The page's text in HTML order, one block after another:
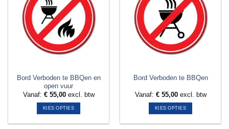
Bord Verboden te BBQen en
open vuur
Vanaf: €55,00excl. btw
KIES OPTIES
Bord Verboden te BBQen
Vanaf: €55,00excl. btw
KIES OPTIES